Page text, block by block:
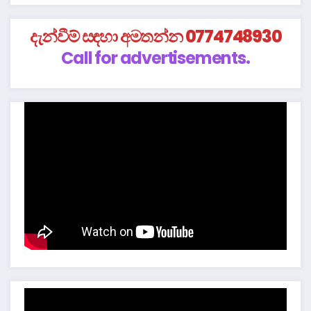
දැන්වීම් සඳහා අමතන්න 0774748930
Call for advertisements.